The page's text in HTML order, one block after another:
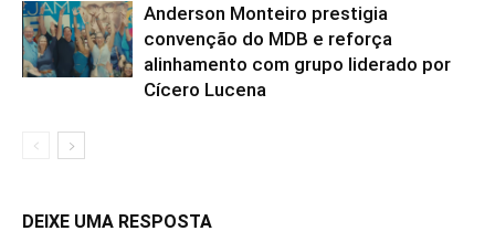
Anderson Monteiro prestigia
convenção do MDB e reforça
alinhamento com grupo liderado por
Cícero Lucena
DEIXE UMA RESPOSTA